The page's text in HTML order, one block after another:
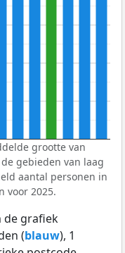
grootte van
gebieden van laag
aantal personen in
voor 2025.
de grafiek
(blauw), 1